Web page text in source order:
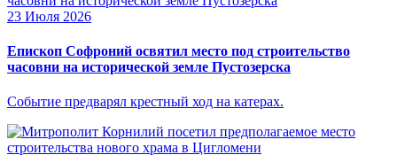
23 Июля 2026
Епископ Софроний освятил место под строительство
часовни на исторической земле Пустозерска
Событие предварял крестный ход на катерах.